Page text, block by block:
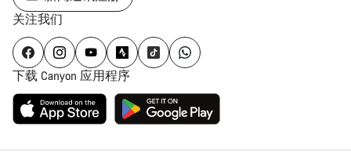
关注我们
下载 Canyon 应用程序